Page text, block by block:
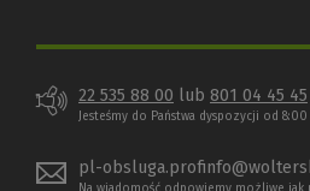
22 535 88 00 lub 801 04 45 45
Jesteśmy do Państwa dyspozycji od
pl-
Na wiadomość odpowiemy możliwe jak